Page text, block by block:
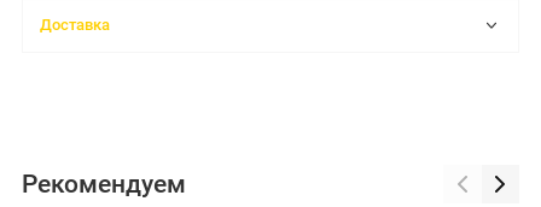
Доставка
Рекомендуем